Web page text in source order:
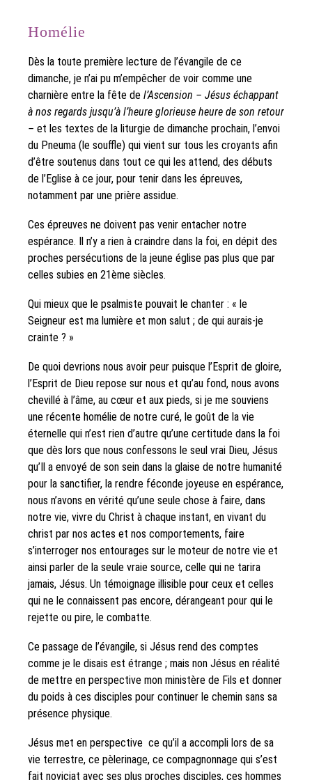
Homélie
Dès la toute première lecture de l’évangile de ce
dimanche, je n’ai pu m’empêcher de voir comme une
charnière entre la fête de l’Ascension – Jésus échappant
à nos regards jusqu’à l’heure glorieuse heure de son retour
– et les textes de la liturgie de dimanche prochain, l’envoi
du Pneuma (le souffle) qui vient sur tous les croyants afin
d’être soutenus dans tout ce qui les attend, des débuts
de l’Eglise à ce jour, pour tenir dans les épreuves,
notamment par une prière assidue.
Ces épreuves ne doivent pas venir entacher notre
espérance. Il n’y a rien à craindre dans la foi, en dépit des
proches persécutions de la jeune église pas plus que par
celles subies en 21ème siècles.
Qui mieux que le psalmiste pouvait le chanter : « le
Seigneur est ma lumière et mon salut ; de qui aurais-je
crainte ? »
De quoi devrions nous avoir peur puisque l’Esprit de gloire,
l’Esprit de Dieu repose sur nous et qu’au fond, nous avons
chevillé à l’âme, au cœur et aux pieds, si je me souviens
une récente homélie de notre curé, le goût de la vie
éternelle qui n’est rien d’autre qu’une certitude dans la foi
que dès lors que nous confessons le seul vrai Dieu, Jésus
qu’Il a envoyé de son sein dans la glaise de notre humanité
pour la sanctifier, la rendre féconde joyeuse en espérance,
nous n’avons en vérité qu’une seule chose à faire, dans
notre vie, vivre du Christ à chaque instant, en vivant du
christ par nos actes et nos comportements, faire
s’interroger nos entourages sur le moteur de notre vie et
ainsi parler de la seule vraie source, celle qui ne tarira
jamais, Jésus. Un témoignage illisible pour ceux et celles
qui ne le connaissent pas encore, dérangeant pour qui le
rejette ou pire, le combatte.
Ce passage de l’évangile, si Jésus rend des comptes
comme je le disais est étrange ; mais non Jésus en réalité
de mettre en perspective mon ministère de Fils et donner
du poids à ces disciples pour continuer le chemin sans sa
présence physique.
Jésus met en perspective ce qu’il a accompli lors de sa
vie terrestre, ce pèlerinage, ce compagnonnage qui s’est
fait noviciat avec ses plus proches disciples, ces hommes